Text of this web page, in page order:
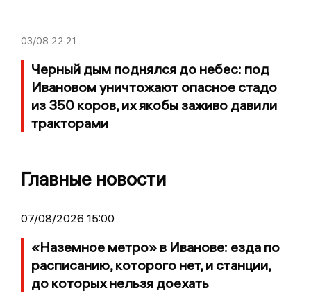
03/08 22:21
Черный дым поднялся до небес: под
Ивановом уничтожают опасное стадо
из 350 коров, их якобы заживо давили
тракторами
Главные новости
07/08/2026 15:00
«Наземное метро» в Иванове: езда по
расписанию, которого нет, и станции,
до которых нельзя доехать